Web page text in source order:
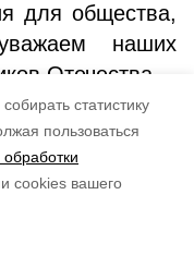
статистику
пользоваться
cookies вашего
для общества,
наших
Отечества.